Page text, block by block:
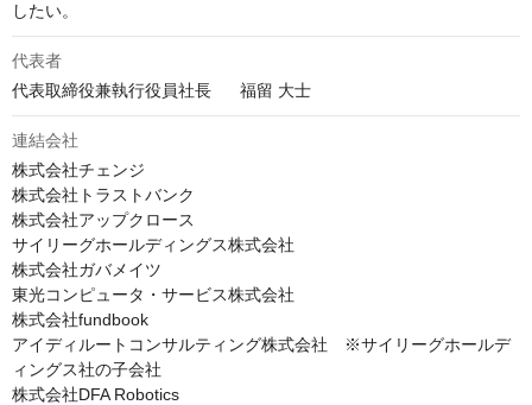
したい。
代表者
代表取締役兼執行役員社長	福留 大士
連結会社
株式会社チェンジ
株式会社トラストバンク
株式会社アップクロース
サイリーグホールディングス株式会社
株式会社ガバメイツ
東光コンピュータ・サービス株式会社
株式会社fundbook
アイディルートコンサルティング株式会社　※サイリーグホールデ
ィングス社の子会社
株式会社DFA Robotics